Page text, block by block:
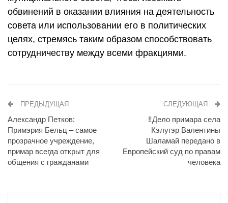
обвинений в оказании влияния на деятельность
совета или использовании его в политических
целях, стремясь таким образом способствовать
сотрудничеству между всеми фракциями.
ПРЕДЫДУЩАЯ
Александр Петков:
Примэрия Бельц – самое
прозрачное учреждение,
примар всегда открыт для
общения с гражданами
СЛЕДУЮЩАЯ
‼️Дело примара села
Кэлугэр Валентины
Шаламай передано в
Европейский суд по правам
человека